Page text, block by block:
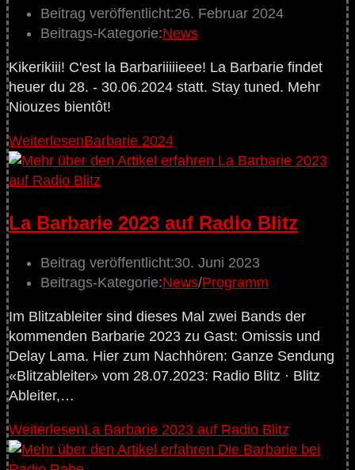
Beitrag veröffentlicht:26. Februar 2024
Beitrags-Kategorie:News
Kikerikiii! C'est la Barbariiiiieee! La Barbarie findet
heuer du 28. - 30.06.2024 statt. Stay tuned. Mehr
Niouzes bientôt!
WeiterlesenBarbarie 2024
La Barbarie 2023 auf Radio Blitz
Beitrag veröffentlicht:30. Juni 2023
Beitrags-Kategorie:News/Programm
Im Blitzableiter sind dieses Mal zwei Bands der
kommenden Barbarie 2023 zu Gast: Omissis und
Delay Lama. Hier zum Nachhören: Ganze Sendung
«Blitzableiter» vom 28.07.2023: Radio Blitz · Blitz
Ableiter,…
WeiterlesenLa Barbarie 2023 auf Radio Blitz